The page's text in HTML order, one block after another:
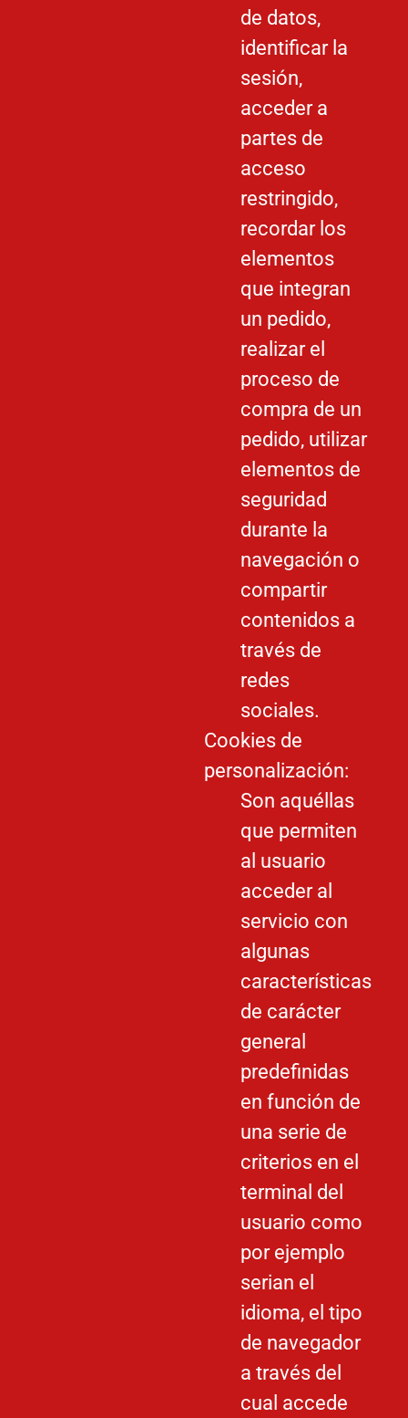
de datos,
identificar la
sesión,
acceder a
partes de
acceso
restringido,
recordar los
elementos
que integran
un pedido,
realizar el
proceso de
compra de un
pedido, utilizar
elementos de
seguridad
durante la
navegación o
compartir
contenidos a
través de
redes
sociales.
Cookies de
personalización:
Son aquéllas
que permiten
al usuario
acceder al
servicio con
algunas
características
de carácter
general
predefinidas
en función de
una serie de
criterios en el
terminal del
usuario como
por ejemplo
serian el
idioma, el tipo
de navegador
a través del
cual accede